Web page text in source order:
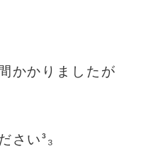
かかりましたが
さい³₃